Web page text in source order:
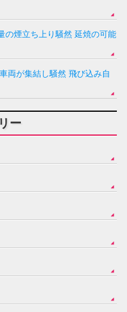
の煙立ち上り騒然 延焼の可能
両が集結し騒然 飛び込み自
ー